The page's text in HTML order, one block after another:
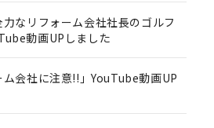
力なリフォーム会社社長のゴルフ
動画UPしました
ム会社に注意!!」YouTube動画UP